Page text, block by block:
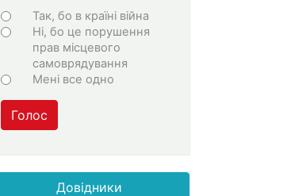
Choices
Так, бо в країні війна
Ні, бо це порушення
прав місцевого
самоврядування
Мені все одно
Голос
Довідники